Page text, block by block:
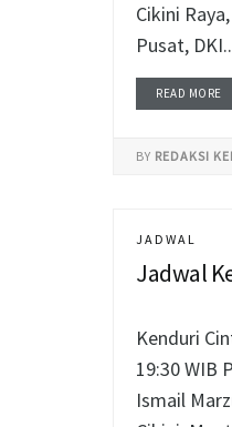
Cikini
Pusat,
READ MORE
BY REDAKSI
JADWAL
Jadwal
Kenduri
19:30 WIB
Ismail